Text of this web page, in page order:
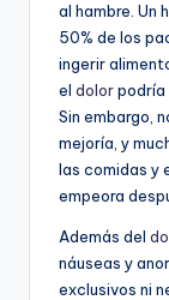
al hambre. Un
50% de los
ingerir
el dolorpodría
Sin embargo,
mejoría, y
las comidas y
empeora
Además del
náuseas y
exclusivos ni